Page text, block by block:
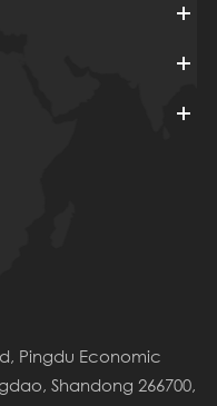
Pingdu Economic
Shandong 266700,